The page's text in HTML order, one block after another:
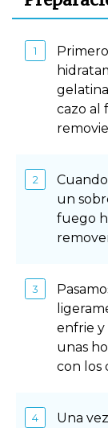
cazo al
un
fuego
enfrie y
unas
con los
Una